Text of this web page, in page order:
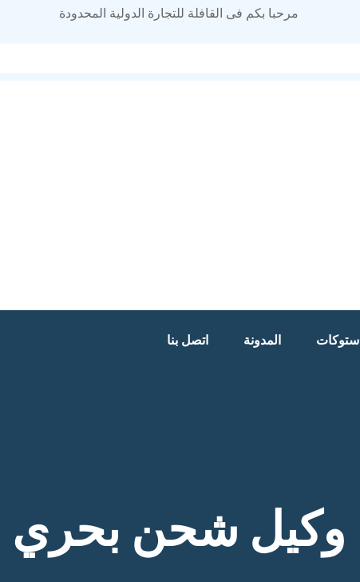
مرحبا بكم فى القافلة للتجارة الدولية المحدودة
ستوكات المدونة اتصل بنا
وكيل شحن بحري